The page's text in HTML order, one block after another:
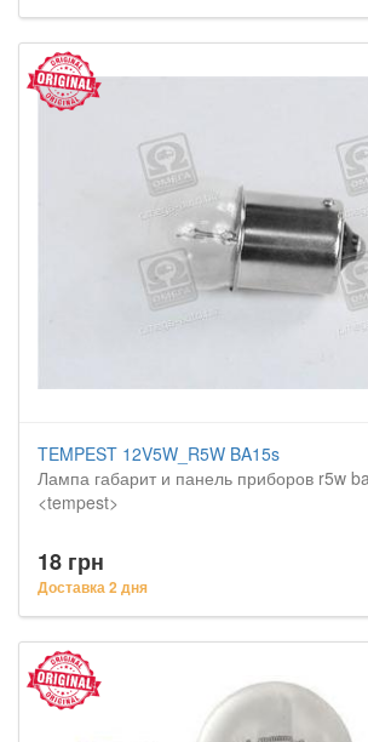
TEMPEST 12V5W_R5W BA15s
Лампа габарит и панель приборов r5w
<tempest>
18 грн
Доставка 2 дня